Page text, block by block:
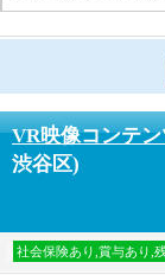
VR映像コンテ
渋谷区)
社会保険あり,賞与あり,